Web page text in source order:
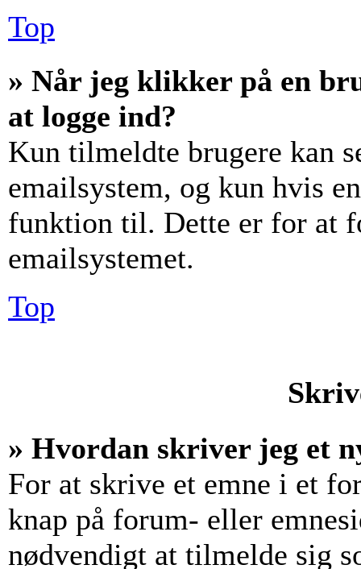
Top
» Når jeg klikker på en
at logge ind?
Kun tilmeldte brugere kan
emailsystem, og kun hvis
funktion til. Dette er for at
emailsystemet.
Top
» Hvordan skriver jeg et
For at skrive et emne i et
knap på forum- eller
nødvendigt at tilmelde sig